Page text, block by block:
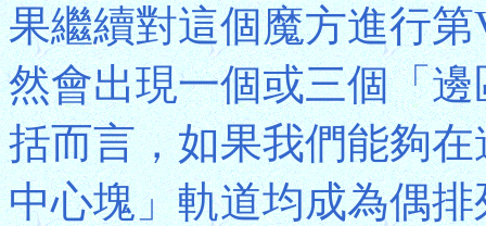
果繼續對這個魔方進行
然會出現一個或三個「
括而言，如果我們能夠
中心塊」軌道均成為偶